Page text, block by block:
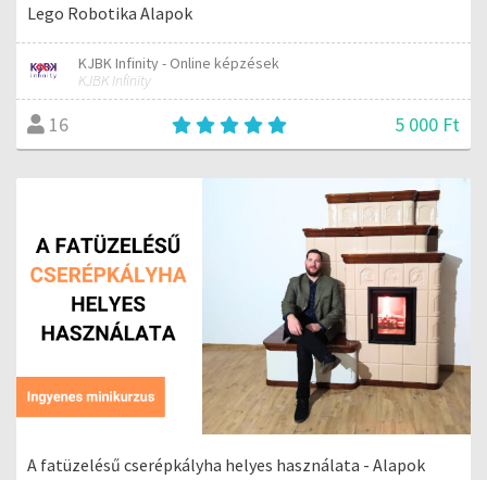
Lego Robotika Alapok
KJBK Infinity - Online képzések
KJBK Infinity
16 5 000 Ft
A fatüzelésű cserépkályha helyes használata - Alapok